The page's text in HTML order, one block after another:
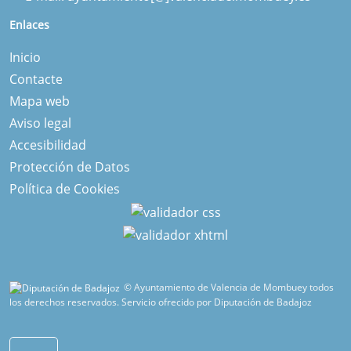
Enlaces
Inicio
Contacte
Mapa web
Aviso legal
Accesibilidad
Protección de Datos
Política de Cookies
© Ayuntamiento de Valencia de Mombuey todos
los derechos reservados.Servicio ofrecido por Diputación de Badajoz